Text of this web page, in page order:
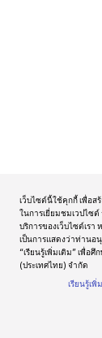
เว็บไซต์นี้ใช้คุกกี้ เพื่อ
ในการเยี่ยมชมเวปไซ
บริการของเว็บไซต์เร
เป็นการแสดงว่าท่านอ
“เรียนรู้เพิ่มเติม” เพื่อ
(ประเทศไทย) จำกัด
เรียนรู้เพิ่